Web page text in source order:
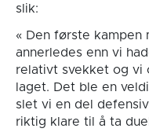
slik:
« Den første
annerledes enn vi
relativt svekket og vi
laget. Det ble en
slet vi en del
riktig klare til å ta